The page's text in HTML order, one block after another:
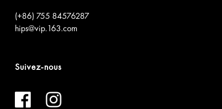
(+86) 755 84576287
hips@vip.163.com
Suivez-nous